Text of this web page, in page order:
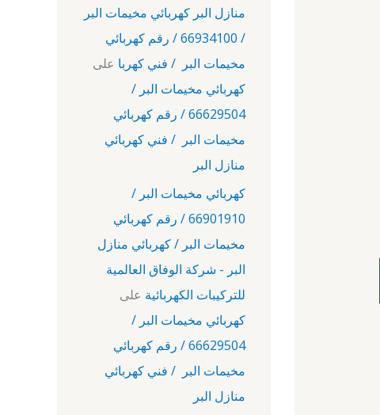
منازل البر كهربائي مخيمات البر
/ 66934100 / رقم كهربائي
مخيمات البر / فني كهربا على
كهربائي مخيمات البر /
66629504 / رقم كهربائي
مخيمات البر / فني كهربائي
منازل البر
كهربائي مخيمات البر /
66901910 / رقم كهربائي
مخيمات البر / كهربائي منازل
البر - شركة الوفاق العالمية
للتركيبات الكهربائية على
كهربائي مخيمات البر /
66629504 / رقم كهربائي
مخيمات البر / فني كهربائي
منازل البر